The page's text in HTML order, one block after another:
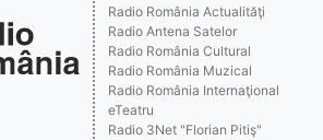
Radio România Actualităţi
Radio Antena Satelor
Radio România Cultural
Radio România Muzical
Radio România Internaţional
eTeatru
Radio 3Net "Florian Pitiş"